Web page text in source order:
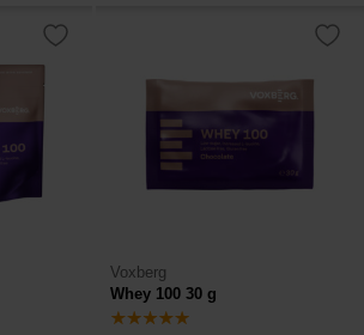
Voxberg
Whey 100 30 g